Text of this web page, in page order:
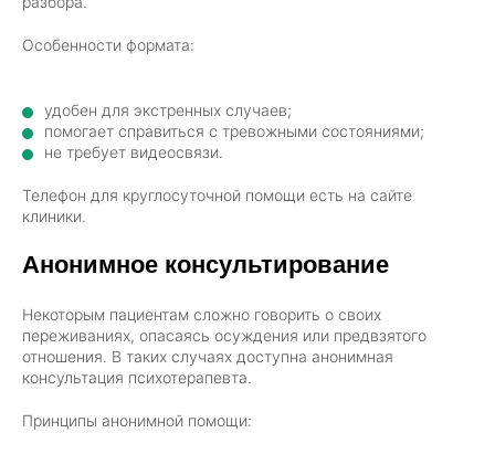
Особенности формата:
удобен для экстренных случаев;
помогает справиться с тревожными состояниями;
не требует видеосвязи.
Телефон для круглосуточной помощи есть на сайте
клиники.
Анонимное консультирование
Некоторым пациентам сложно говорить о своих
переживаниях, опасаясь осуждения или предвзятого
отношения. В таких случаях доступна анонимная
консультация психотерапевта.
Принципы анонимной помощи: